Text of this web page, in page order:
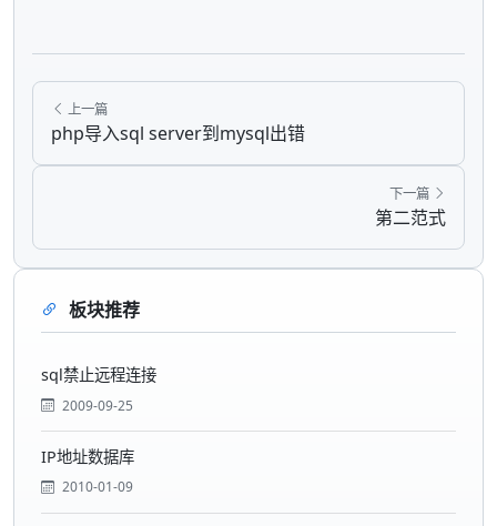
上一篇
php导入sql server到mysql出错
下一篇
第二范式
板块推荐
sql禁止远程连接
2009-09-25
IP地址数据库
2010-01-09